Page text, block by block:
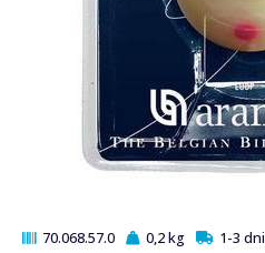
70.068.57.0 0,2 kg 1-3 dni